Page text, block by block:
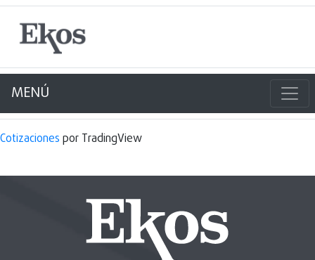
MENÚ
Cotizaciones por TradingView